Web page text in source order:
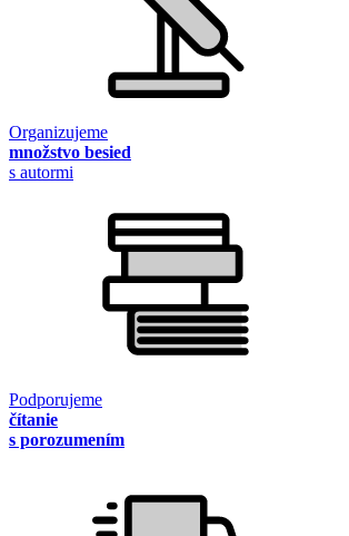
Organizujeme
množstvo besied
s autormi
Podporujeme
čítanie
s porozumením